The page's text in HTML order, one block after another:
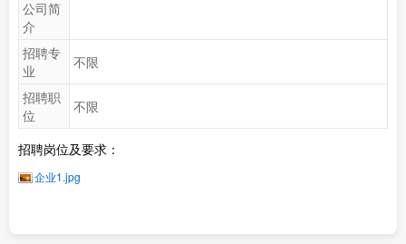
公司简
介
招聘专
业
不限
招聘职
位
不限
招聘岗位及要求：
企业1.jpg